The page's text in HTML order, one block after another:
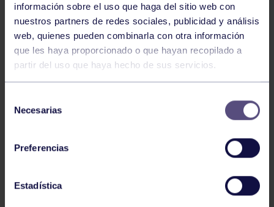
información sobre el uso que haga del sitio web con
nuestros partners de redes sociales, publicidad y análisis
web, quienes pueden combinarla con otra información
que les haya proporcionado o que hayan recopilado a
partir del uso que haya hecho de sus servicios.
Necesarias
Preferencias
Estadística
Voleibol 27 Abr 2026
CAMPEONAS DE ASTURIAS